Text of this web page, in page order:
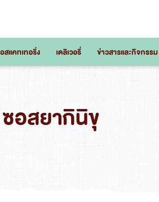
สแคทเทอริ่ง เดลิเวอรี่ ข่าวสารและกิจกรรม
ซอสยากินิขุ